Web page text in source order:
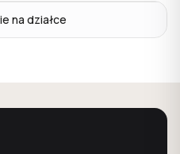
na działce